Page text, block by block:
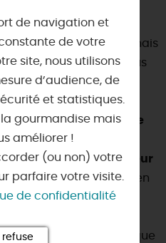
, sur l'ancien lit de la
étonnant que l'Orléanais
parisiennes depuis plus
savoureux fruits et
la France... !On se
de l'orléanais, de
d'Orléans
le principal producteur
rouges et de cresson
en
parler de
de Tigy
? C'est chaque
de navigation et
de votre
site, nous utilisons
d’audience, de
et statistiques.
la gourmandise mais
améliorer !
(ou non) votre
parfaire votre visite.
de confidentialité
refuse